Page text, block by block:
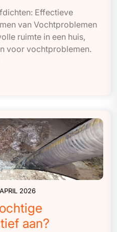
Effectieve
van Vochtproblemen
ruimte in een huis,
voor vochtproblemen.
2026
aan?